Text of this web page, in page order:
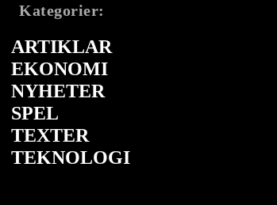
Kategorier:
ARTIKLAR
EKONOMI
NYHETER
SPEL
TEXTER
TEKNOLOGI